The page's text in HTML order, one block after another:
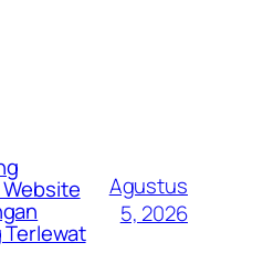
Terlewat
Agustus
5, 2026